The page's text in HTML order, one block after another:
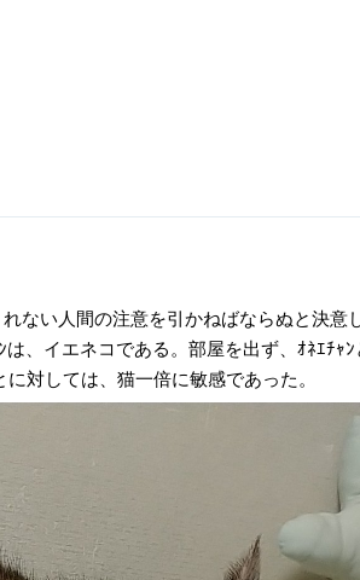
ない人間の注意を引かねばならぬと決意
、イエネコである。部屋を出ず、ｵﾈｴﾁｬﾝ
対しては、猫一倍に敏感であった。